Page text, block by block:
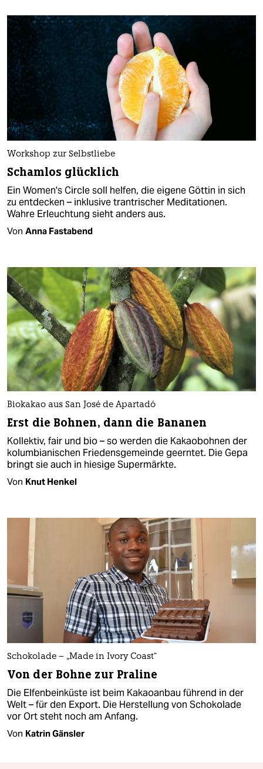
Workshop zur Selbstliebe
Schamlos glücklich
Ein Women's Circle soll helfen, die eigene Göttin in sich
zu entdecken – inklusive trantrischer Meditationen.
Wahre Erleuchtung sieht anders aus.
Von Anna Fastabend
Biokakao aus San José de Apartadó
Erst die Bohnen, dann die Bananen
Kollektiv, fair und bio – so werden die Kakaobohnen der
kolumbianischen Friedensgemeinde geerntet. Die Gepa
bringt sie auch in hiesige Supermärkte.
Von Knut Henkel
Schokolade – „Made in Ivory Coast“
Von der Bohne zur Praline
Die Elfenbeinküste ist beim Kakaoanbau führend in der
Welt – für den Export. Die Herstellung von Schokolade
vor Ort steht noch am Anfang.
Von Katrin Gänsler